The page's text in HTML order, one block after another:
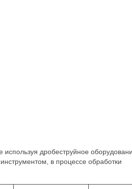
дробеструйное
в процессе обработки